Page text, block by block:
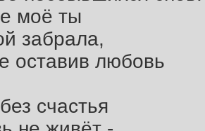
моё ты
забрала,
оставив любовь
счастья